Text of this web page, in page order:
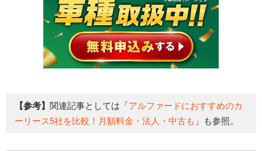
【参考】 関連記事としては「アルファードにおすすめのカ
ーリース5社を比較！月額料金・法人・中古も 」も参照。